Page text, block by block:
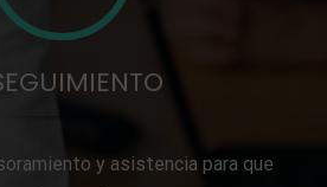
y asistencia para que